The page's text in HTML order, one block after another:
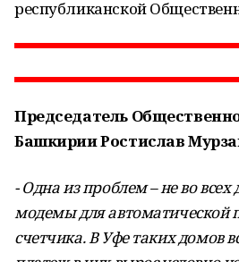
республиканской
Председатель
Башкирии Ростислав
- Одна из проблем – не во
модемы для автоматической
счетчика. В Уфе таких домов